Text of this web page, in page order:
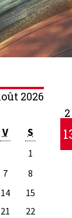
2026
V S
1
7
8
14
15
21
22